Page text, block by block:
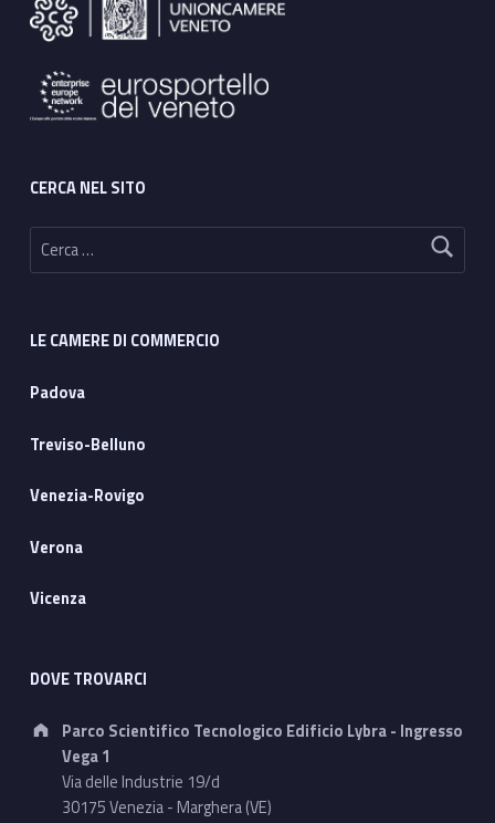
CERCA NEL SITO
Ricerca per:
LE CAMERE DI COMMERCIO
Padova
Treviso-Belluno
Venezia-Rovigo
Verona
Vicenza
DOVE TROVARCI
Address:
Parco Scientifico Tecnologico Edificio Lybra - Ingresso
Vega 1
Via delle Industrie 19/d
30175 Venezia - Marghera (VE)